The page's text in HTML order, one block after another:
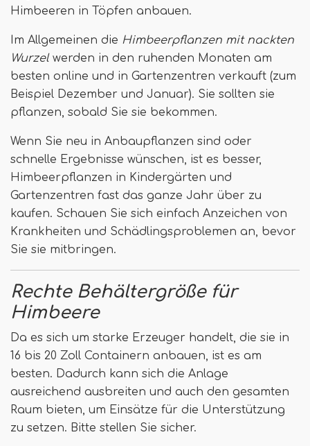
Himbeeren in Töpfen anbauen.
Im Allgemeinen die Himbeerpflanzen mit nackten
Wurzelwerden in den ruhenden Monaten am
besten online und in Gartenzentren verkauft (zum
Beispiel Dezember und Januar). Sie sollten sie
pflanzen, sobald Sie sie bekommen.
Wenn Sie neu in Anbaupflanzen sind oder
schnelle Ergebnisse wünschen, ist es besser,
Himbeerpflanzen in Kindergärten und
Gartenzentren fast das ganze Jahr über zu
kaufen. Schauen Sie sich einfach Anzeichen von
Krankheiten und Schädlingsproblemen an, bevor
Sie sie mitbringen.
Rechte Behältergröße für
Himbeere
Da es sich um starke Erzeuger handelt, die sie in
16 bis 20 Zoll Containern anbauen, ist es am
besten. Dadurch kann sich die Anlage
ausreichend ausbreiten und auch den gesamten
Raum bieten, um Einsätze für die Unterstützung
zu setzen. Bitte stellen Sie sicher.